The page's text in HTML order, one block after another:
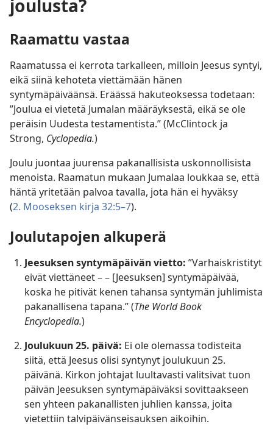
joulusta?
Raamattu vastaa
Raamatussa ei kerrota tarkalleen, milloin Jeesus syntyi,
eikä siinä kehoteta viettämään hänen
syntymäpäiväänsä. Eräässä hakuteoksessa todetaan:
”Joulua ei vietetä Jumalan määräyksestä, eikä se ole
peräisin Uudesta testamentista.” (McClintock ja
Strong, Cyclopedia.)
Joulu juontaa juurensa pakanallisista uskonnollisista
menoista. Raamatun mukaan Jumalaa loukkaa se, että
häntä yritetään palvoa tavalla, jota hän ei hyväksy
(2. Mooseksen kirja 32:5–7).
Joulutapojen alkuperä
Jeesuksen syntymäpäivän vietto: ”Varhaiskristityt
eivät viettäneet – – [Jeesuksen] syntymäpäivää,
koska he pitivät kenen tahansa syntymän juhlimista
pakanallisena tapana.” (The World Book
Encyclopedia.)
Joulukuun 25. päivä: Ei ole olemassa todisteita
siitä, että Jeesus olisi syntynyt joulukuun 25.
päivänä. Kirkon johtajat luultavasti valitsivat tuon
päivän Jeesuksen syntymäpäiväksi sovittaakseen
sen yhteen pakanallisten juhlien kanssa, joita
vietettiin talvipäivänseisauksen aikoihin.